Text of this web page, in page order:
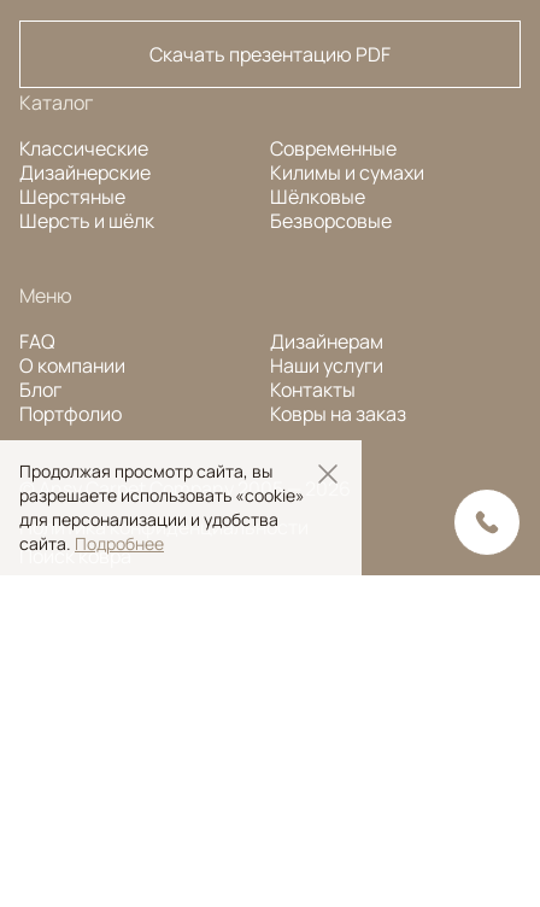
Скачать презентацию PDF
Каталог
Классические
Дизайнерские
Шерстяные
Шерсть и шёлк
Современные
Килимы и сумахи
Шёлковые
Безворсовые
Меню
FAQ
О компании
Блог
Портфолио
Дизайнерам
Наши услуги
Контакты
Ковры на заказ
© Ansy Carpet Company 2005 — 2026
Политика конфиденциальности
Поиск ковра
Продолжая просмотр сайта, вы
разрешаете использовать «cookie»
для персонализации и удобства
сайта. Подробнее